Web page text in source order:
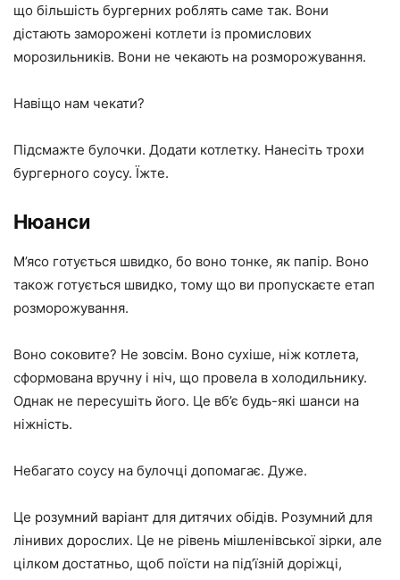
що більшість бургерних роблять саме так. Вони
дістають заморожені котлети із промислових
морозильників. Вони не чекають на розморожування.
Навіщо нам чекати?
Підсмажте булочки. Додати котлетку. Нанесіть трохи
бургерного соусу. Їжте.
Нюанси
М’ясо готується швидко, бо воно тонке, як папір. Воно
також готується швидко, тому що ви пропускаєте етап
розморожування.
Воно соковите? Не зовсім. Воно сухіше, ніж котлета,
сформована вручну і ніч, що провела в холодильнику.
Однак не пересушіть його. Це вб’є будь-які шанси на
ніжність.
Небагато соусу на булочці допомагає. Дуже.
Це розумний варіант для дитячих обідів. Розумний для
лінивих дорослих. Це не рівень мішленівської зірки, але
цілком достатньо, щоб поїсти на під’їзній доріжці,